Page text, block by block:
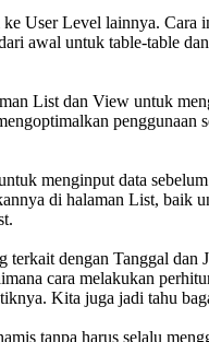
User Level lainnya.
awal untuk table-table
List dan View untuk
menginput data
di halaman List,
dengan Tanggal
cara melakukan
Kita juga jadi tahu
tanpa harus selalu